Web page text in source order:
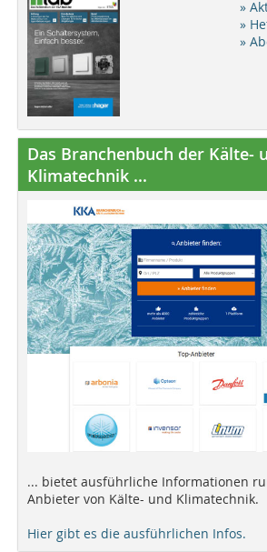
»
»
»
Das Branchenbuch der Kälte-
Klimatechnik ...
... bietet ausführliche Informationen
Anbieter von Kälte- und Klimatechnik.
Hier gibt es die ausführlichen Infos.